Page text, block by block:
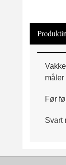
måler
Før
Svart